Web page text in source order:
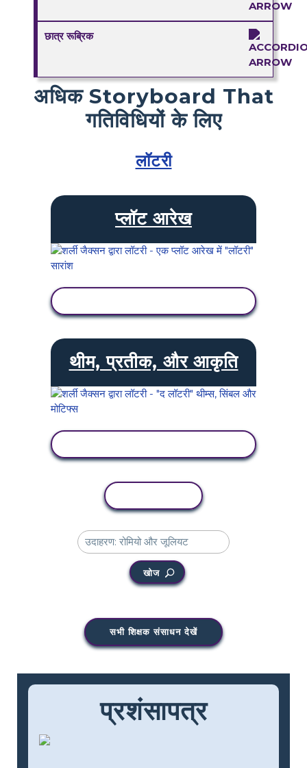
छात्र रूब्रिक
अधिक Storyboard That
गतिविधियों के लिए
लॉटरी
प्लॉट आरेख
थीम, प्रतीक, और आकृति
खोज
सभी शिक्षक संसाधन देखें
प्रशंसापत्र